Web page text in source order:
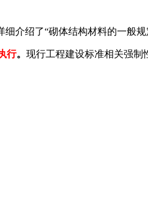
细介绍了“砌体结构材料的一般规
行。 现行工程建设标准相关强制